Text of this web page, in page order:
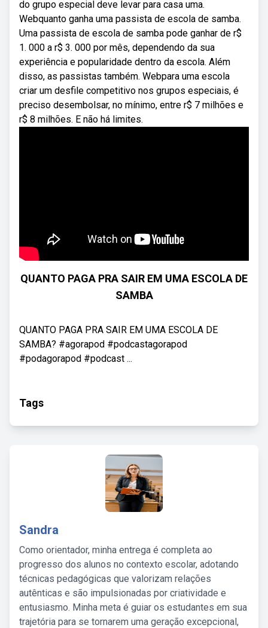
do grupo especial deve levar para casa uma.
Webquanto ganha uma passista de escola de samba.
Uma passista de escola de samba pode ganhar de r$
1. 000 a r$ 3. 000 por mês, dependendo da sua
experiência e popularidade dentro da escola. Além
disso, as passistas também. Webpara uma escola
criar um desfile competitivo nos grupos especiais, é
preciso desembolsar, no mínimo, entre r$ 7 milhões e
r$ 8 milhões. E não há limites.
QUANTO PAGA PRA SAIR EM UMA ESCOLA DE
SAMBA
QUANTO PAGA PRA SAIR EM UMA ESCOLA DE
SAMBA? #agorapod #podcastagorapod
#podagorapod #podcast ...
Tags
Sandra
Como orientador, minha entrega é completa ao
progresso dos alunos no contexto escolar, adotando
técnicas pedagógicas que valorizam relações
autênticas e são impulsionadas por criatividade e
entusiasmo. Minha meta é guiar os estudantes em sua
trajetória para se tornarem uma geração excepcional,